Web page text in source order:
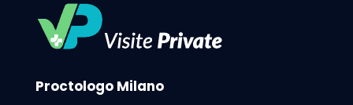
Proctologo Milano